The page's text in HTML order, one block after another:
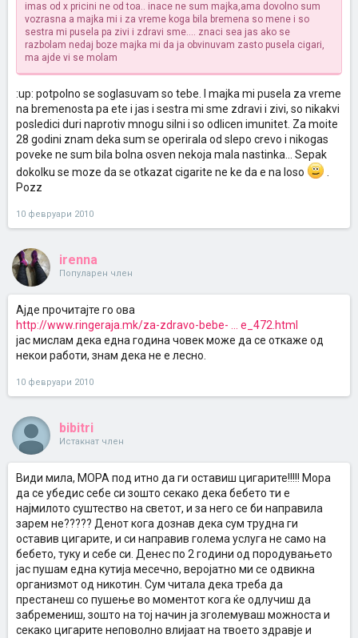
imas od x pricini ne od toa.. inace ne sum majka,ama dovolno sum
vozrasna a majka mi i za vreme koga bila bremena so mene i so
sestra mi pusela pa zivi i zdravi sme.... znaci sea jas ako se
razbolam nedaj boze majka mi da ja obvinuvam zasto pusela cigari,
ma ajde vi se molam
:up: potpolno se soglasuvam so tebe. I majka mi pusela za vreme
na bremenosta pa ete i jas i sestra mi sme zdravi i zivi, so nikakvi
posledici duri naprotiv mnogu silni i so odlicen imunitet. Za moite
28 godini znam deka sum se operirala od slepo crevo i nikogas
poveke ne sum bila bolna osven nekoja mala nastinka... Sepak
dokolku se moze da se otkazat cigarite ne ke da e na loso
Pozz
10 февруари 2010
irenna
Популарен член
Ајде прочитајте го ова
http://www.ringeraja.mk/za-zdravo-bebe- ... e_472.html
јас мислам дека една година човек може да се откаже од
некои работи, знам дека не е лесно.
10 февруари 2010
bibitri
Истакнат член
Види мила, МОРА под итно да ги оставиш цигарите!!!!! Мора
да се убедис себе си зошто секако дека бебето ти е
најмилото суштество на светот, и за него се би направила
зарем не????? Денот кога дознав дека сум трудна ги
оставив цигарите, и си направив голема услуга не само на
бебето, туку и себе си. Денес по 2 години од породувањето
јас пушам една кутија месечно, веројатно ми се одвикна
организмот од никотин. Сум читала дека треба да
престанеш со пушење во моментот кога ќе одлучиш да
забремениш, зошто на тој начин ја зголемуваш можноста и
секако цигарите неповолно влијаат на твоето здравје и